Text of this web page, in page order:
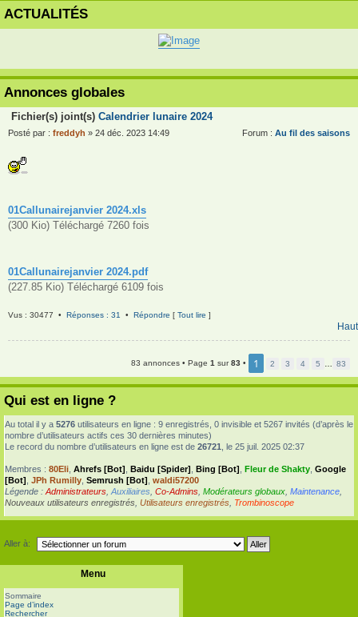
ACTUALITÉS
Annonces globales
Fichier(s) joint(s) Calendrier lunaire 2024
Posté par : freddyh » 24 déc. 2023 14:49 Forum : Au fil des saisons
01Callunairejanvier 2024.xls
(300 Kio) Téléchargé 7260 fois
01Callunairejanvier 2024.pdf
(227.85 Kio) Téléchargé 6109 fois
Vus : 30477 • Réponses : 31 • Répondre [ Tout lire ]
Haut
83 annonces • Page 1 sur83 • 1 2 3 4 5 83
Qui est en ligne ?
Au total il y a 5276 utilisateurs en ligne : 9 enregistrés, 0 invisible et 5267 invités (d’après le
nombre d’utilisateurs actifs ces 30 dernières minutes)
Le record du nombre d’utilisateurs en ligne est de 26721 , le 25 juil. 2025 02:37
Membres : 80Eli Ahrefs [Bot] Baidu [Spider] Bing [Bot] Fleur de Shakty Google
[Bot]
JPh Rumilly Semrush [Bot]
waldi57200
Légende : Administrateurs Auxiliaires Co-Admins Modérateurs globaux Maintenance
Nouveaux utilisateurs enregistrés Utilisateurs enregistrés Trombinoscope
Aller à:
Menu
Sommaire
Page d’index
Rechercher